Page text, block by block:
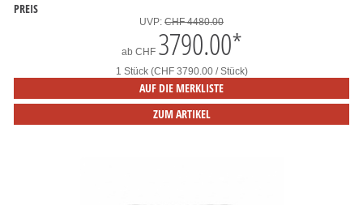
PREIS
UVP: CHF 4480.00
ab CHF 3790.00*
1 Stück (CHF 3790.00 / Stück)
AUF DIE MERKLISTE
ZUM ARTIKEL